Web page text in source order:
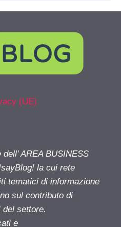
(UE)
AREA BUSINESS
la cui rete
tematici di informazione
sul contributo di
del settore.
e